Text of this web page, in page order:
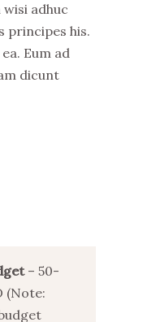
adhuc
principes his.
Eum ad
dicunt
– 50-
(Note: